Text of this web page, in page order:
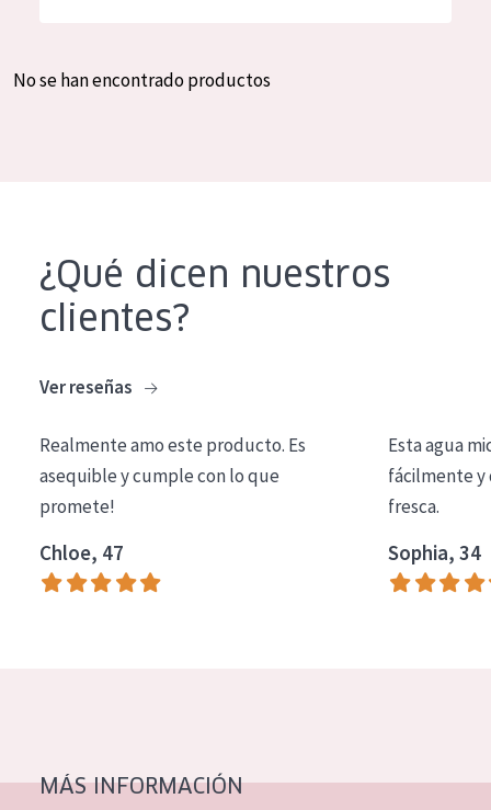
Crema de día
Crema de noche
Limpieza
COLECCIÓN
Essentials
Lift+
Piel normal y seca
Spanish
No se han encontrado productos
¿Qué dicen nuestros
clientes?
Ver reseñas
Realmente amo este producto. Es
asequible y cumple con lo que
promete!
Chloe, 47
Esta agua
fácilmente y
fresca.
Sophia, 34
MÁS INFORMACIÓN